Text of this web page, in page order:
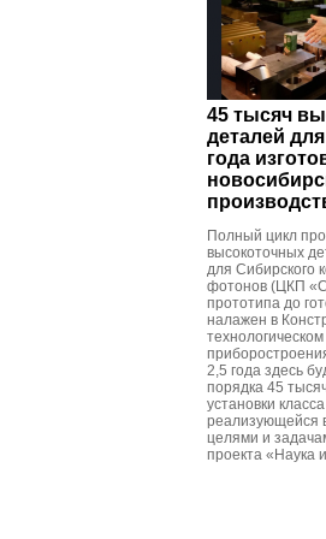
45 тысяч
деталей
года
Полный цикл
высокоточных
для Сибирского
фотонов (ЦКП
прототипа до
налажен в
2,5 года здесь
порядка 45
установки
реализующейся
целями и
проекта «Наука